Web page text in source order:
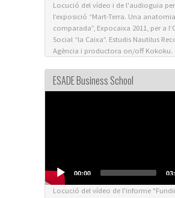
Locució del vídeo i de l'audioguia
l’exposició “Mart-Terra. Una anatomia
comparada”, Expocaixa 2011, per a
Social “la Caixa”. Estudis Nautilus
Agència i productora on/off Kokoku.
ESADE Business School
00:00
Locució del vídeo de l'informe